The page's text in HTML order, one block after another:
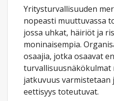
Yritysturvallisuuden
nopeasti muuttuvassa
jossa uhkat, häiriöt ja
moninaisempia.
osaajia, jotka osaavat
turvallisuusnäkökulmat
jatkuvuus varmistetaan
eettisyys toteutuvat.